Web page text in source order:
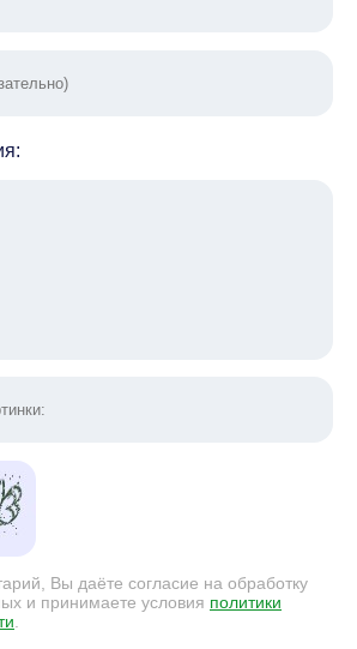
Вы даёте согласие на обработку
и принимаете условия политики